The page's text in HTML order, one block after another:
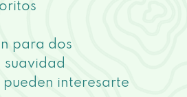
para dos
suavidad
pueden interesarte